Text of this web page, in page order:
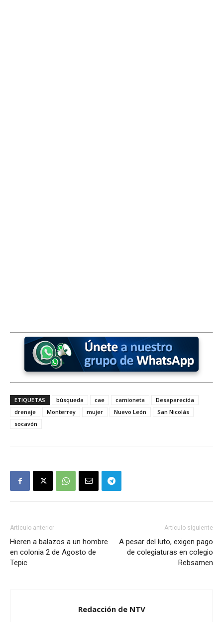
ETIQUETAS búsqueda cae camioneta
Desaparecida
drenaje
Monterrey mujer Nuevo León
San Nicolás
socavón
Artículo anterior
Hieren a balazos a un hombre
en colonia 2 de Agosto de
Tepic
Artículo siguiente
A pesar del luto, exigen pago
de colegiaturas en colegio
Rebsamen
Redacción de NTV